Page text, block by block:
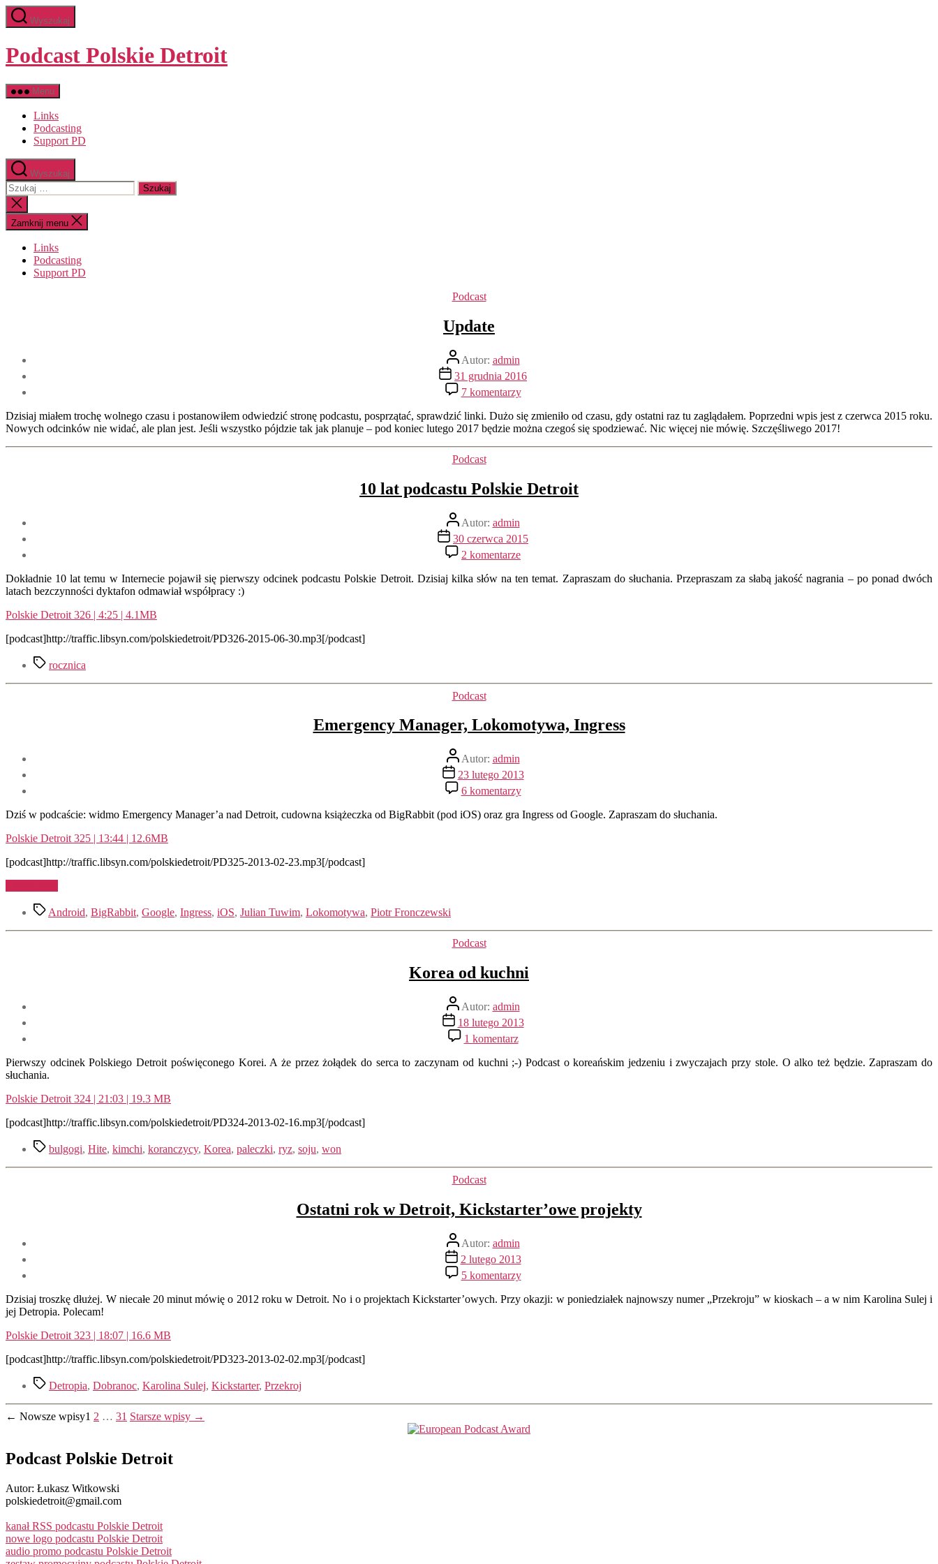
Przejdź
do
Wyszukaj
Podcast Polskie Detroit
Menu
Links
Podcasting
Support PD
Wyszukaj
Szukaj:
Zamknij
wyszukiwanie
Zamknij menu
Links
Podcasting
Support PD
Kategorie
Podcast
Update
Autor
wpisu
Autor: admin
Data
wpisu
31 grudnia 2016
7 komentarzydo
Update
Dzisiaj miałem trochę wolnego czasu i postanowiłem odwiedzić stronę podcastu, posprzątać, sprawdzić linki. Dużo się zmieniło od czasu, gdy ostatni raz tu zaglądałem. Poprzedni wpis jest z czerwca 2015 roku.
Nowych odcinków nie widać, ale plan jest. Jeśli wszystko pójdzie tak jak planuje – pod koniec lutego 2017 będzie można czegoś się spodziewać. Nic więcej nie mówię. Szczęśliwego 2017!
Kategorie
Podcast
10 lat podcastu Polskie Detroit
Autor
wpisu
Autor: admin
Data
wpisu
30 czerwca 2015
2 komentarze
10
lat
Dokładnie 10 lat temu w Internecie pojawił się pierwszy odcinek podcastu Polskie Detroit. Dzisiaj kilka słów na ten temat. Zapraszam do słuchania. Przepraszam za słabą jakość nagrania – po ponad dwóch
latach bezczynności dyktafon odmawiał współpracy :)
Polskie Detroit 326 | 4:25 | 4.1MB
[podcast]http://traffic.libsyn.com/polskiedetroit/PD326-2015-06-30.mp3[/podcast]
Tagirocznica
Kategorie
Podcast
Emergency Manager, Lokomotywa, Ingress
Autor
wpisu
Autor: admin
Data
wpisu
23 lutego 2013
6 komentarzydo
Emergency
Manager,
Lokomotywa,
Dziś w podcaście: widmo Emergency Manager’a nad Detroit, cudowna książeczka od BigRabbit (pod iOS) oraz gra Ingress od Google. Zapraszam do słuchania.
Polskie Detroit 325 | 13:44 | 12.6MB
[podcast]http://traffic.libsyn.com/polskiedetroit/PD325-2013-02-23.mp3[/podcast]
Lokomotywa,
TagiAndroid, BigRabbit, Google, Ingress, iOS, Julian Tuwim, Lokomotywa, Piotr Fronczewski
Kategorie
Podcast
Korea od kuchni
Autor
wpisu
Autor: admin
Data
wpisu
18 lutego 2013
1 komentarzdo
Korea
od
kuchni
Pierwszy odcinek Polskiego Detroit poświęconego Korei. A że przez żołądek do serca to zaczynam od kuchni ;-) Podcast o koreańskim jedzeniu i zwyczajach przy stole. O alko też będzie. Zapraszam do
słuchania.
Polskie Detroit 324 | 21:03 | 19.3 MB
[podcast]http://traffic.libsyn.com/polskiedetroit/PD324-2013-02-16.mp3[/podcast]
Tagibulgogi, Hite, kimchi, koranczycy, Korea, paleczki, ryz, soju, won
Kategorie
Podcast
Ostatni rok w Detroit, Kickstarter’owe projekty
Autor
wpisu
Autor: admin
Data
wpisu
2 lutego 2013
5 komentarzydo
Ostatni
rok
Dzisiaj troszkę dłużej. W niecałe 20 minut mówię o 2012 roku w Detroit. No i o projektach Kickstarter’owych. Przy okazji: w poniedziałek najnowszy numer „Przekroju” w kioskach – a w nim Karolina Sulej i
jej Detropia. Polecam!
Polskie Detroit 323 | 18:07 | 16.6 MB
[podcast]http://traffic.libsyn.com/polskiedetroit/PD323-2013-02-02.mp3[/podcast]
TagiDetropia, Dobranoc, Karolina Sulej, Kickstarter, Przekroj
Stronicowanie
← Nowsze wpisy1 2 … 31 Starsze wpisy →
Podcast Polskie Detroit
Autor: Łukasz Witkowski
polskiedetroit@gmail.com
kanał RSS podcastu Polskie Detroit
nowe logo podcastu Polskie Detroit
audio promo podcastu Polskie Detroit